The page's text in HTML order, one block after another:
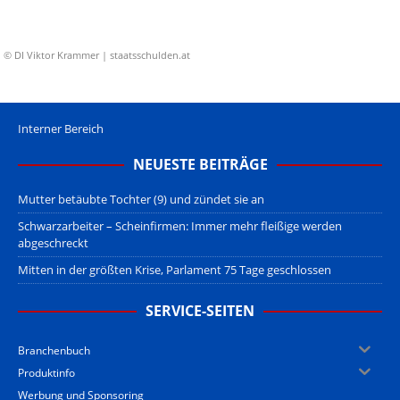
© DI Viktor Krammer | staatsschulden.at
Interner Bereich
NEUESTE BEITRÄGE
Mutter betäubte Tochter (9) und zündet sie an
Schwarzarbeiter – Scheinfirmen: Immer mehr fleißige werden
abgeschreckt
Mitten in der größten Krise, Parlament 75 Tage geschlossen
SERVICE-SEITEN
Branchenbuch
Produktinfo
Werbung und Sponsoring